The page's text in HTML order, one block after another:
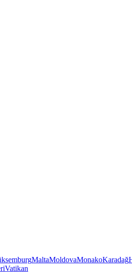
MaltaMoldovaMonakoKaradağ
Vatikan